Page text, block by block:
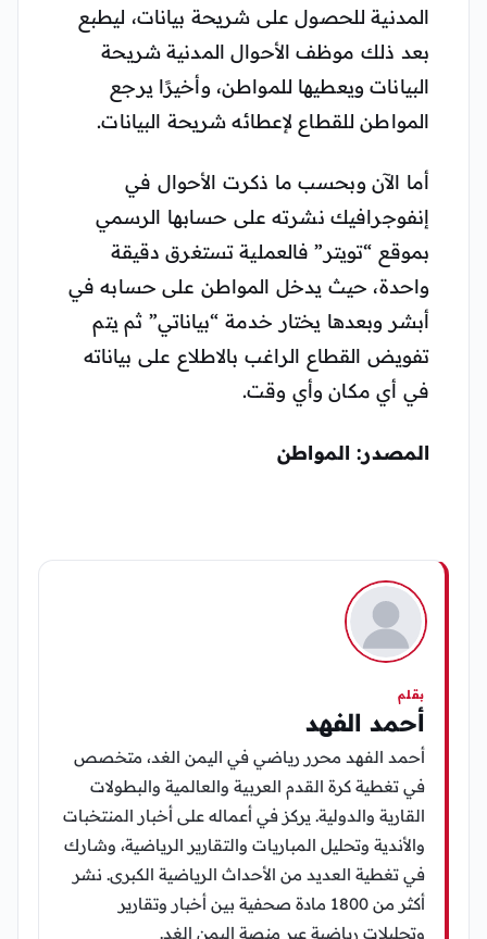
المدنية للحصول على شريحة بيانات، ليطبع
بعد ذلك موظف الأحوال المدنية شريحة
البيانات ويعطيها للمواطن، وأخيرًا يرجع
المواطن للقطاع لإعطائه شريحة البيانات.
أما الآن وبحسب ما ذكرت الأحوال في
إنفوجرافيك نشرته على حسابها الرسمي
بموقع “تويتر” فالعملية تستغرق دقيقة
واحدة، حيث يدخل المواطن على حسابه في
أبشر وبعدها يختار خدمة “بياناتي” ثم يتم
تفويض القطاع الراغب بالاطلاع على بياناته
في أي مكان وأي وقت.
المصدر: المواطن
بقلم
أحمد الفهد
أحمد الفهد محرر رياضي في اليمن الغد، متخصص
في تغطية كرة القدم العربية والعالمية والبطولات
القارية والدولية. يركز في أعماله على أخبار المنتخبات
والأندية وتحليل المباريات والتقارير الرياضية، وشارك
في تغطية العديد من الأحداث الرياضية الكبرى. نشر
أكثر من 1800 مادة صحفية بين أخبار وتقارير
وتحليلات رياضية عبر منصة اليمن الغد.